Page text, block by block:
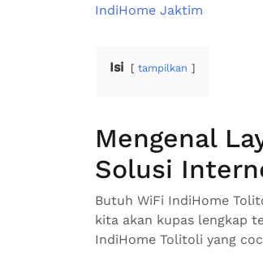
IndiHome Jaktim
Isi tampilkan
Mengenal
Solusi
Butuh WiFi IndiHome
kita akan kupas lengkap
IndiHome Tolitoli yang